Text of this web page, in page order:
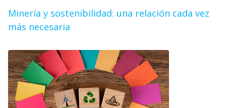
Minería y sostenibilidad: una relación cada vez
más necesaria